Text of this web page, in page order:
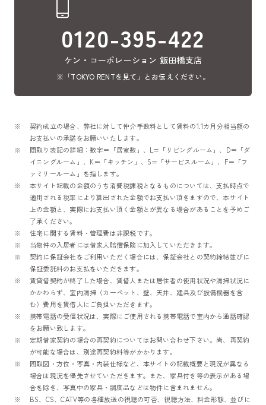
0120-395-422
ケン・コーポレーション 飯田橋支店
※「TOKYO RENTを見て」とお伝えください。
契約成立の場合、弊社に対して仲介手数料として賃料の1.1カ月分相当額の
お支払いの承諾をお願いいたします。
間取り表記の詳細：数字＝「居室数」、L=「リビングルーム」、D＝「ダ
イニングルーム」、K＝「キッチン」、S=「サービスルーム」、F＝「フ
ァミリールーム」を指します。
本サイト記載の金額のうち消費税課税となるものについては、支払時点で
適用される税率により算出された金額でお支払い頂きますので、本サイト
上の金額と、実際にお支払い頂く金額とが異なる場合があることを予めご
了承ください。
住宅に関する賃料・管理費は非課税です。
当物件の入居者には借家人賠償保険に加入していただきます。
契約に保証会社をご利用いただく場合には、保証会社との契約締結並びに
保証委託料のお支払をいただきます。
賃貸借契約が終了した場合、賃借人または居住者の使用状況や清掃状況に
かかわらず、室内清掃（カーペット、壁、天井、建具及び設備機器を含
む）費用を賃借人にご負担いただきます。
携帯電話の受信状況は、実際にご使用される携帯電話で室内から通話確認
をお願い致します。
定期借家契約の場合の再契約についてはお問い合わせ下さい。尚、再契約
が可能な場合は、別途再契約料等がかかります。
間取図・方位・写真・内装仕様など、本サイトの記載概要と現況が異なる
場合は現況を優先させていただきます。また、家具付き等の表示がある場
合を除き、写真中の家具・調度品などは物件に含まれません。
BS、CS、CATV等の各種放送の視聴の可否、視聴方法、料金形態、並びに